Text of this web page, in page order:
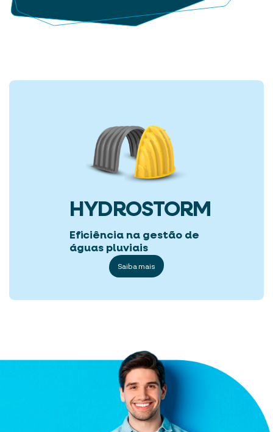
HYDROSTORM
Eficiência na gestão de
águas pluviais
Saiba mais